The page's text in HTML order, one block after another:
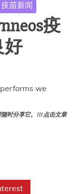
疫苗新闻
疫
好
we
时分享它。!!! 点击文章